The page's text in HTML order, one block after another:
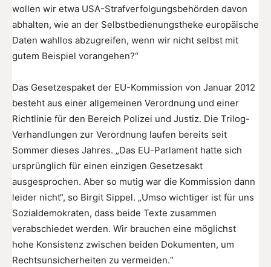
wollen wir etwa USA-Strafverfolgungsbehörden davon
abhalten, wie an der Selbstbedienungstheke europäische
Daten wahllos abzugreifen, wenn wir nicht selbst mit
gutem Beispiel vorangehen?“
Das Gesetzespaket der EU-Kommission von Januar 2012
besteht aus einer allgemeinen Verordnung und einer
Richtlinie für den Bereich Polizei und Justiz. Die Trilog-
Verhandlungen zur Verordnung laufen bereits seit
Sommer dieses Jahres. „Das EU-Parlament hatte sich
ursprünglich für einen einzigen Gesetzesakt
ausgesprochen. Aber so mutig war die Kommission dann
leider nicht“, so Birgit Sippel. „Umso wichtiger ist für uns
Sozialdemokraten, dass beide Texte zusammen
verabschiedet werden. Wir brauchen eine möglichst
hohe Konsistenz zwischen beiden Dokumenten, um
Rechtsunsicherheiten zu vermeiden.“